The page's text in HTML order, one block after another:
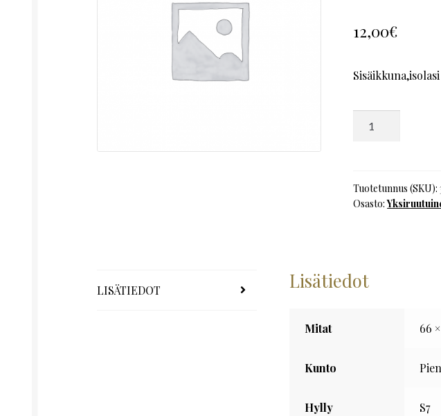
12,00€
Sisäikkuna,isolasi
L66
määrä
Tuotetunnus (SKU):
Osasto:
LISÄTIEDOT Lisätiedot
Mitat 66
Kunto
Hylly S7